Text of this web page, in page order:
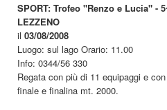
SPORT: Trofeo "Renzo e Lucia" -
LEZZENO
il 03/08/2008
Luogo: sul lago Orario: 11.00
Info: 0344/56 330
Regata con più di 11 equipaggi e
finale e finalina mt. 2000.